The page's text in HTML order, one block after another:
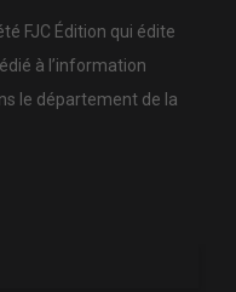
FJC Édition qui édite
à l’information
le département de la